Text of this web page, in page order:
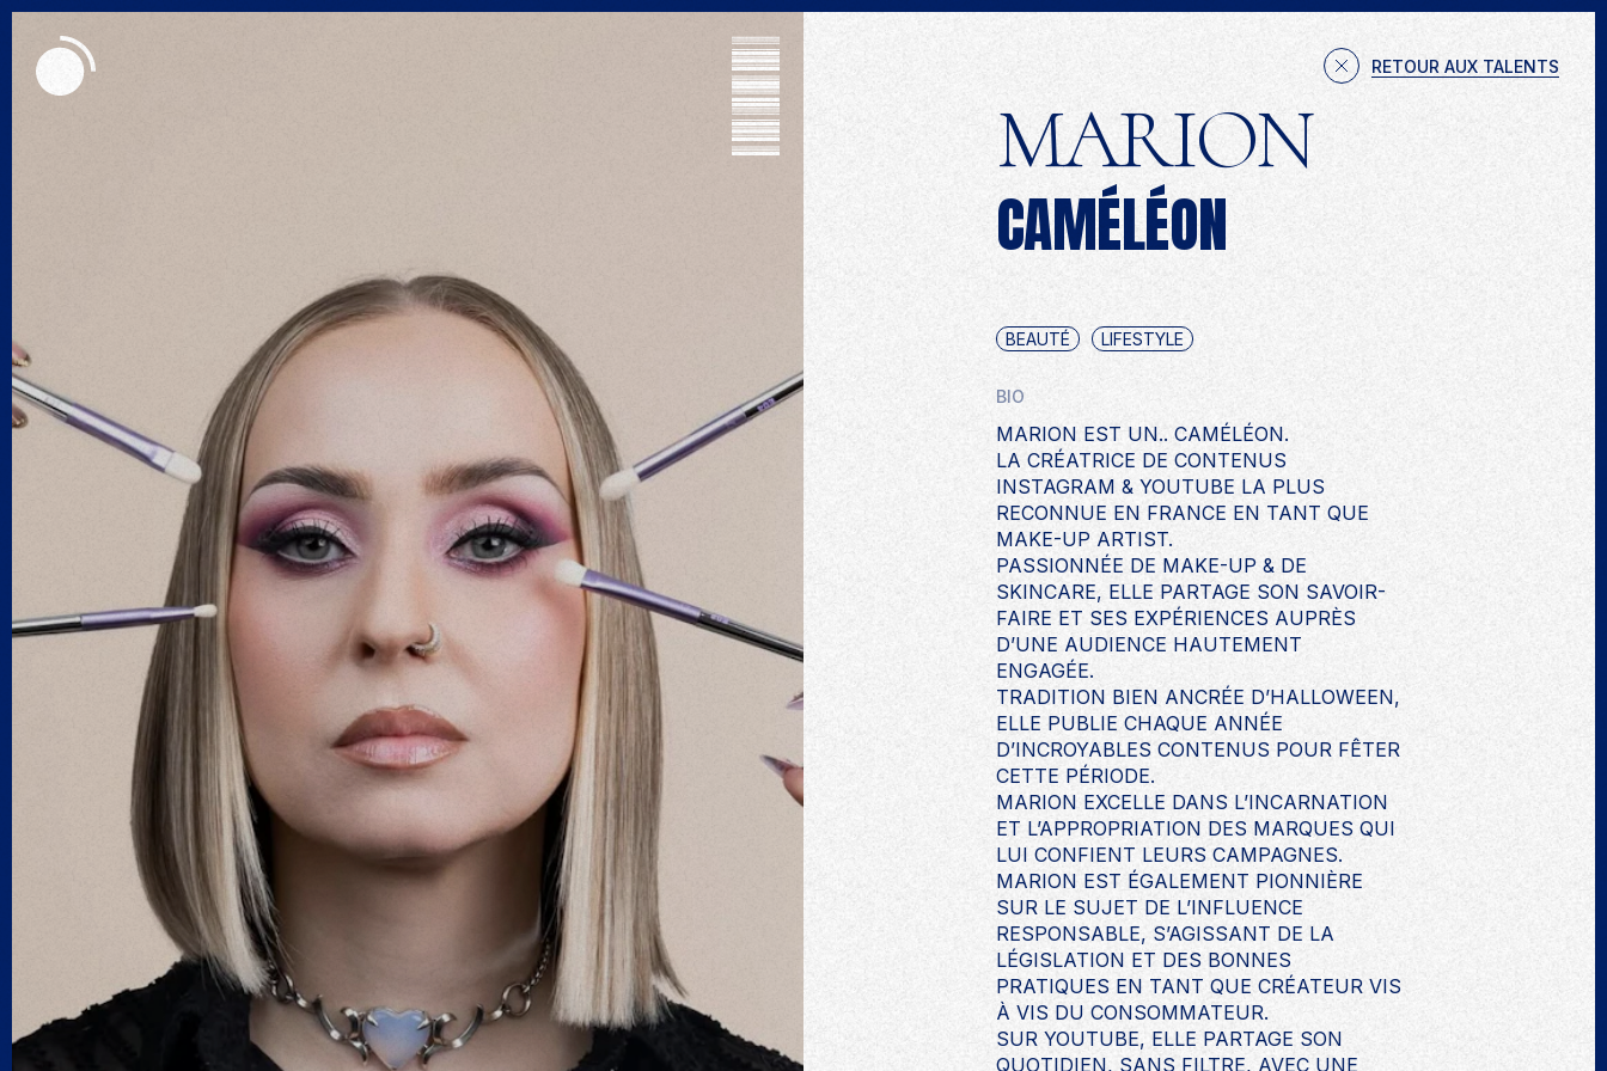
PROJETS EXPERTISES NOUS CONTACTER
RETOUR AUX TALENTS
MARION
CAMÉLÉON
BEAUTÉ LIFESTYLE
BIO
MARION EST UN.. CAMÉLÉON.
LA CRÉATRICE DE CONTENUS
INSTAGRAM & YOUTUBE LA PLUS
RECONNUE EN FRANCE EN TANT QUE
MAKE-UP ARTIST.
PASSIONNÉE DE MAKE-UP & DE
SKINCARE, ELLE PARTAGE SON SAVOIR-
FAIRE ET SES EXPÉRIENCES AUPRÈS
D’UNE AUDIENCE HAUTEMENT
ENGAGÉE.
TRADITION BIEN ANCRÉE D’HALLOWEEN,
ELLE PUBLIE CHAQUE ANNÉE
D’INCROYABLES CONTENUS POUR FÊTER
CETTE PÉRIODE.
MARION EXCELLE DANS L’INCARNATION
ET L’APPROPRIATION DES MARQUES QUI
LUI CONFIENT LEURS CAMPAGNES.
MARION EST ÉGALEMENT PIONNIÈRE
SUR LE SUJET DE L’INFLUENCE
RESPONSABLE, S’AGISSANT DE LA
LÉGISLATION ET DES BONNES
PRATIQUES EN TANT QUE CRÉATEUR VIS
À VIS DU CONSOMMATEUR.
SUR YOUTUBE, ELLE PARTAGE SON
QUOTIDIEN, SANS FILTRE, AVEC UNE